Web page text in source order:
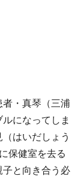
・真琴（三浦
になってしま
はいだしょう
保健室を去る
と向き合う必